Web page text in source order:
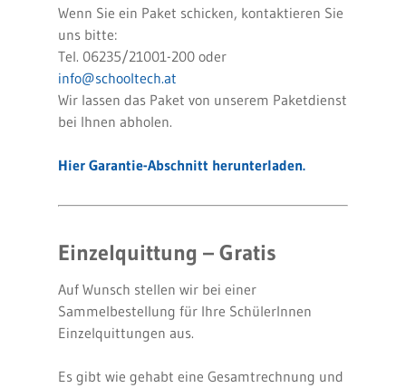
Wenn Sie ein Paket schicken, kontaktieren Sie
uns bitte:
Tel. 06235/21001-200 oder
info@schooltech.at
Wir lassen das Paket von unserem Paketdienst
bei Ihnen abholen.
Hier Garantie-Abschnitt herunterladen.
Einzelquittung – Gratis
Auf Wunsch stellen wir bei einer
Sammelbestellung für Ihre SchülerInnen
Einzelquittungen aus.
Es gibt wie gehabt eine Gesamtrechnung und